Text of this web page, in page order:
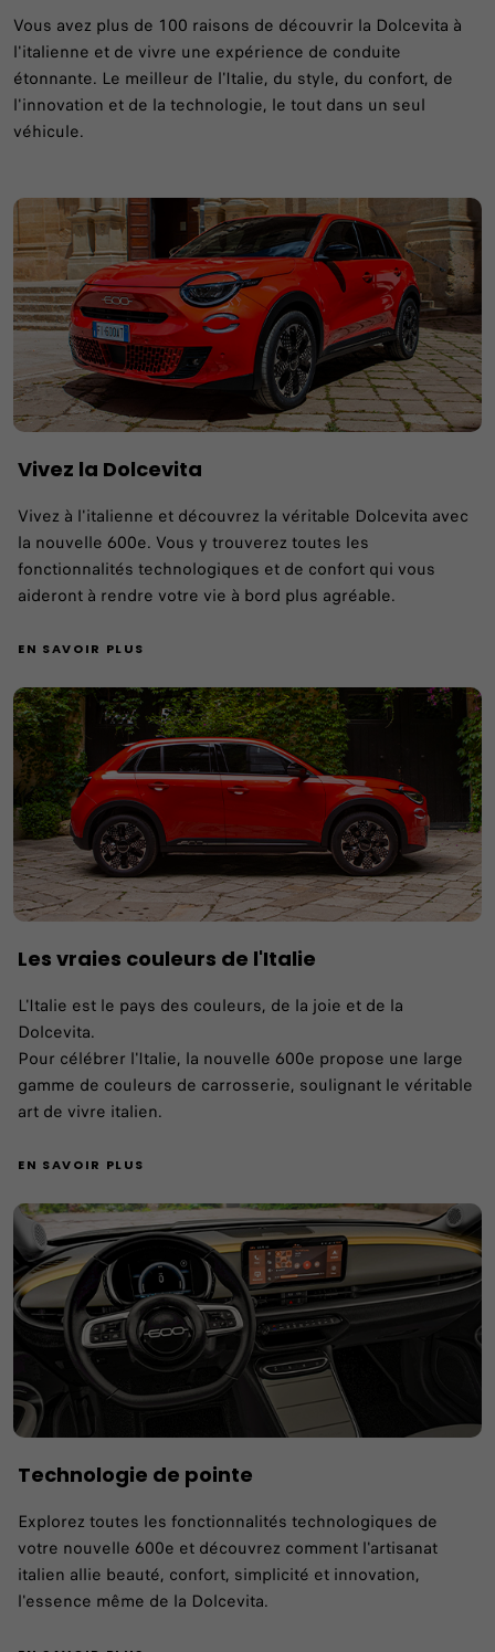
Vous avez plus de 100 raisons de découvrir la Dolcevita à
l'italienne et de vivre une expérience de conduite
étonnante. Le meilleur de l'Italie, du style, du confort, de
l'innovation et de la technologie, le tout dans un seul
véhicule.
Vivez la Dolcevita
Vivez à l'italienne et découvrez la véritable Dolcevita avec
la nouvelle 600e. Vous y trouverez toutes les
fonctionnalités technologiques et de confort qui vous
aideront à rendre votre vie à bord plus agréable.
EN SAVOIR PLUS
Les vraies couleurs de l'Italie
L'Italie est le pays des couleurs, de la joie et de la
Dolcevita.
Pour célébrer l'Italie, la nouvelle 600e propose une large
gamme de couleurs de carrosserie, soulignant le véritable
art de vivre italien.
EN SAVOIR PLUS
Technologie de pointe
Explorez toutes les fonctionnalités technologiques de
votre nouvelle 600e et découvrez comment l'artisanat
italien allie beauté, confort, simplicité et innovation,
l'essence même de la Dolcevita.